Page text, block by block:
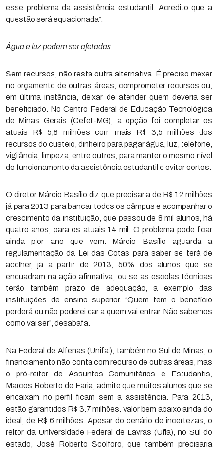
esse problema da assistência estudantil. Acredito que a
questão será equacionada”.
Água e luz podem ser afetadas
Sem recursos, não resta outra alternativa. É preciso mexer
no orçamento de outras áreas, comprometer recursos ou,
em última instância, deixar de atender quem deveria ser
beneficiado. No Centro Federal de Educação Tecnológica
de Minas Gerais (Cefet-MG), a opção foi completar os
atuais R$ 5,8 milhões com mais R$ 3,5 milhões dos
recursos do custeio, dinheiro para pagar água, luz, telefone,
vigilância, limpeza, entre outros, para manter o mesmo nível
de funcionamento da assistência estudantil e evitar cortes.
O diretor Márcio Basílio diz que precisaria de R$ 12 milhões
já para 2013 para bancar todos os câmpus e acompanhar o
crescimento da instituição, que passou de 8 mil alunos, há
quatro anos, para os atuais 14 mil. O problema pode ficar
ainda pior ano que vem. Márcio Basílio aguarda a
regulamentação da Lei das Cotas para saber se terá de
acolher, já a partir de 2013, 50% dos alunos que se
enquadram na ação afirmativa, ou se as escolas técnicas
terão também prazo de adequação, a exemplo das
instituições de ensino superior. “Quem tem o benefício
perderá ou não poderei dar a quem vai entrar. Não sabemos
como vai ser”, desabafa.
Na Federal de Alfenas (Unifal), também no Sul de Minas, o
financiamento não conta com recurso de outras áreas, mas
o pró-reitor de Assuntos Comunitários e Estudantis,
Marcos Roberto de Faria, admite que muitos alunos que se
encaixam no perfil ficam sem a assistência. Para 2013,
estão garantidos R$ 3,7 milhões, valor bem abaixo ainda do
ideal, de R$ 6 milhões. Apesar do cenário de incertezas, o
reitor da Universidade Federal de Lavras (Ufla), no Sul do
estado, José Roberto Scolforo, que também precisaria